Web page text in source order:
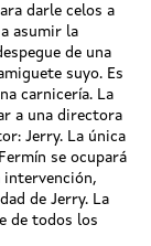
darle celos a
asumir la
de una
suyo. Es
carnicería. La
a una directora
Jerry. La única
se ocupará
intervención,
de Jerry. La
de todos los